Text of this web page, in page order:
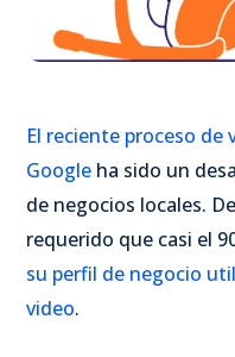
El reciente proceso de
Google ha sido un
de negocios locales.
requerido que casi el
su perfil de negocio
video.